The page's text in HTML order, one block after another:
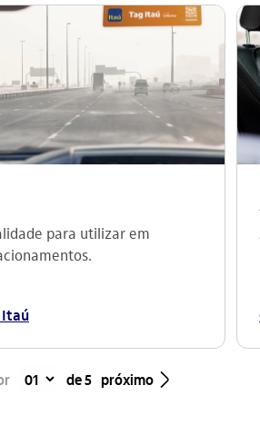
para utilizar em
Itaú
de 5 próximo seta_direita